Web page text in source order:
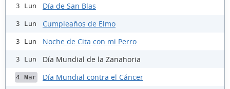
3 Lun Día de San Blas
3 Lun Cumpleaños de Elmo
3 Lun Noche de Cita con mi Perro
3 Lun Día Mundial de la Zanahoria
4 Mar Día Mundial contra el Cáncer